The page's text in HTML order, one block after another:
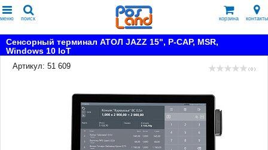
меню поиск корзина контакты
Сенсорный терминал АТОЛ JAZZ 15", P-CAP, MSR,
Windows 10 loT
Артикул: 51 609
( 0 )